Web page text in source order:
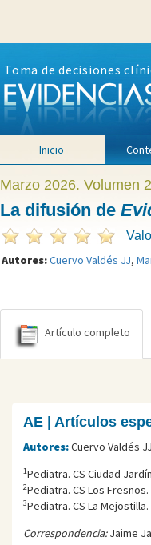
Toma de decisiones
Inicio
Marzo 2026. Volumen
La difusión de
Autores:Cuervo Valdés JJ,
Artículo completo
AE | Artículos
Autores:Cuervo Valdés JJ
1Pediatra. CS Ciudad
2Pediatra. CS Los
3Pediatra. CS La
Correspondencia:Jaime